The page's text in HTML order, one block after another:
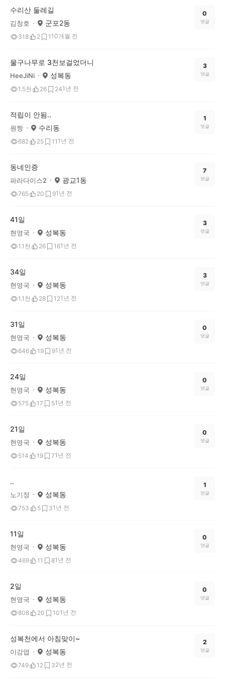
수리산 둘레길
김창호 군포2동
318 2 1 10개월 전
0
댓글
물구나무로 3천보걸었더니
HeeJiNi 성복동
1.5천 26 241년 전
3
댓글
적립이 안됨..
원짱 수리동
682 25 11 1년 전
1
댓글
동네인증
파라다이스2 광교1동
765 20 91년 전
7
댓글
41일
현영국 성복동
1.1천 26 161년 전
3
댓글
34일
현영국 성복동
1.1천 28 121년 전
3
댓글
31일
현영국 성복동
646 19 91년 전
0
댓글
24일
현영국 성복동
575 17 51년 전
0
댓글
21일
현영국 성복동
514 19 71년 전
0
댓글
..
노기정 성복동
753 5 31년 전
1
댓글
11일
현영국 성복동
469 11 81년 전
0
댓글
2일
현영국 성복동
808 20 101년 전
0
댓글
성복천에서 아침맞이~
이강엽 성복동
749 12 32년 전
2
댓글